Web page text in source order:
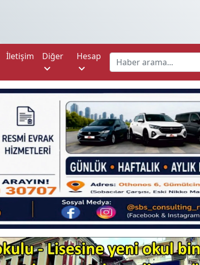
İletişim Diğer Hesap